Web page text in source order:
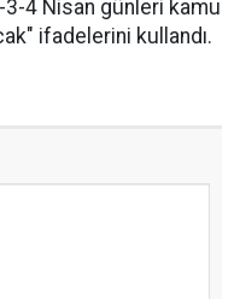
3-4 Nisan günleri kamu
ifadelerini kullandı.